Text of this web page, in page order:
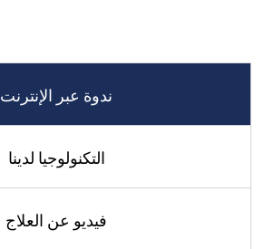
ندوة عبر الإنترنت
التكنولوجيا لدينا
فيديو عن العلاج